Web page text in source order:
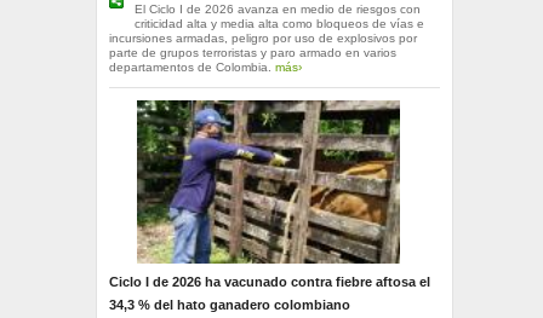
El Ciclo I de 2026 avanza en medio de riesgos con
criticidad alta y media alta como bloqueos de vías e
incursiones armadas, peligro por uso de explosivos por
parte de grupos terroristas y paro armado en varios
departamentos de Colombia. más›
Ciclo I de 2026 ha vacunado contra fiebre aftosa el
34,3 % del hato ganadero colombiano